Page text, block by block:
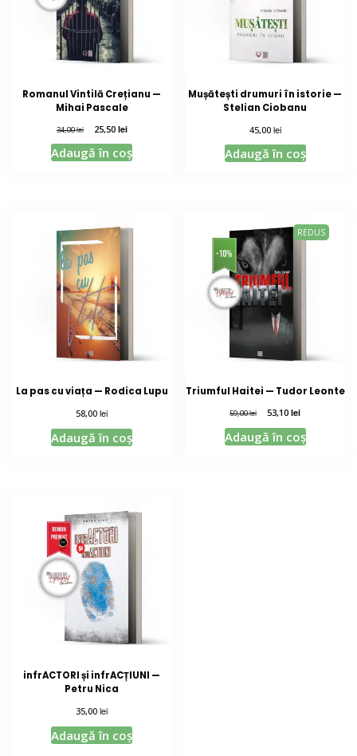
Romanul Vintilă Crețianu —
Mihai Pascale
34,00lei 25,50 lei
Adaugă în coș
Mușătești drumuri în istorie —
Stelian Ciobanu
45,00 lei
Adaugă în coș
La pas cu viața — Rodica Lupu
58,00lei
Adaugă în coș
REDUS
Triumful Haitei — Tudor Leonte
59,00lei 53,10lei
Adaugă în coș
infrACTORI și infrACȚIUNI —
Petru Nica
35,00lei
Adaugă în coș